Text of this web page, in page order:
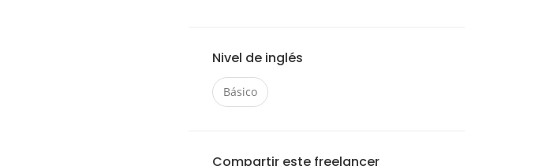
Nivel de inglés
Básico
Compartir este freelancer